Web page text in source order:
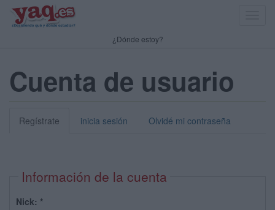
¿Dónde estoy?
Cuenta de usuario
Regístrate inicia sesión Olvidé mi contraseña
Información de la cuenta
Nick: *